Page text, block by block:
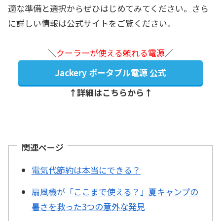
適な準備と選択からぜひはじめてみてください。さら
に詳しい情報は公式サイトをご覧ください。
＼クーラーが使える頼れる電源／
Jackery ポータブル電源 公式
↑詳細はこちらから↑
関連ページ
電気代節約は本当にできる？
扇風機が「ここまで使える？」夏キャンプの
暑さを救った3つの意外な発見